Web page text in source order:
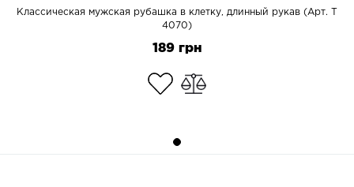
Классическая мужская рубашка в клетку, длинный рукав (Арт. T
4070)
189 грн